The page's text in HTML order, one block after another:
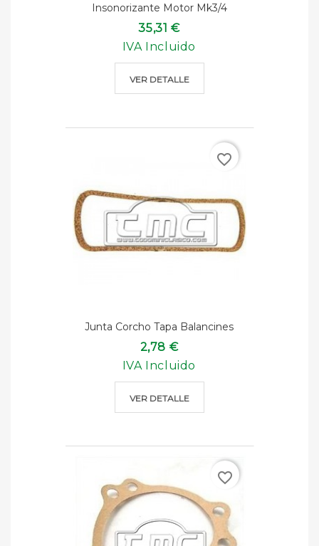
Insonorizante Motor Mk3/4
35,31 €
IVA Incluido
VER DETALLE
Junta Corcho Tapa Balancines
2,78 €
IVA Incluido
VER DETALLE
favorite_border
favorite_border